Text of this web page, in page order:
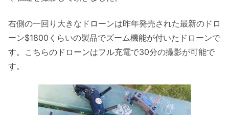
右側の一回り大きなドローンは昨年発売された最新のドロ
ーン$1800くらいの製品でズーム機能が付いたドローンで
す。こちらのドローンはフル充電で30分の撮影が可能で
す。